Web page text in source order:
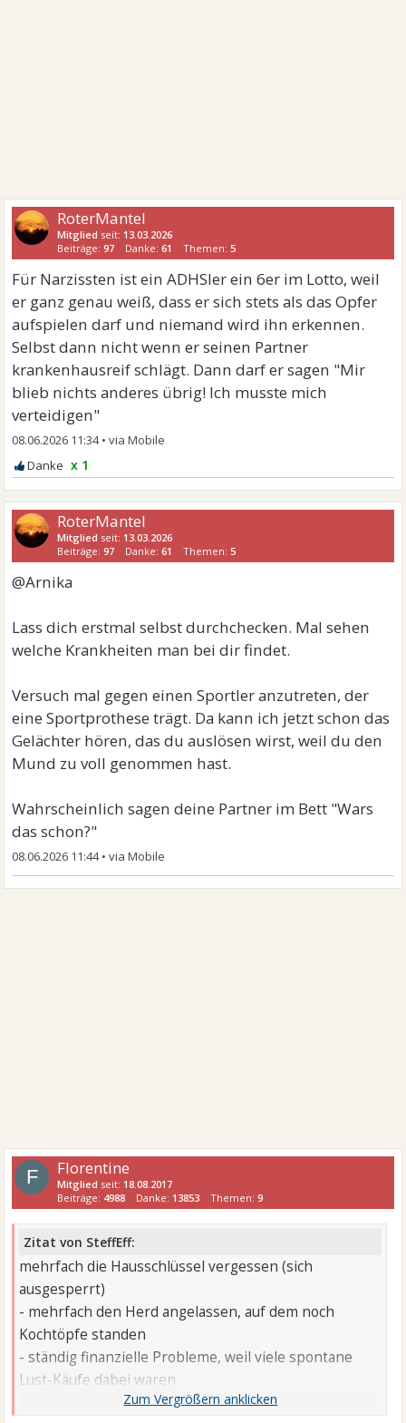
RoterMantel
Mitglied seit: 13.03.2026
Beiträge:97 Danke:61 Themen: 5
Für Narzissten ist ein ADHSler ein 6er im Lotto, weil
er ganz genau weiß, dass er sich stets als das Opfer
aufspielen darf und niemand wird ihn erkennen.
Selbst dann nicht wenn er seinen Partner
krankenhausreif schlägt. Dann darf er sagen "Mir
blieb nichts anderes übrig! Ich musste mich
verteidigen"
08.06.2026 11:34•
x 1
RoterMantel
Mitglied seit: 13.03.2026
Beiträge:97 Danke:61 Themen: 5
@Arnika
Lass dich erstmal selbst durchchecken. Mal sehen
welche Krankheiten man bei dir findet.
Versuch mal gegen einen Sportler anzutreten, der
eine Sportprothese trägt. Da kann ich jetzt schon das
Gelächter hören, das du auslösen wirst, weil du den
Mund zu voll genommen hast.
Wahrscheinlich sagen deine Partner im Bett "Wars
das schon?"
08.06.2026 11:44•
F Florentine
Mitglied seit: 18.08.2017
Beiträge: 4988 Danke: 13853 Themen:9
Zitat von SteffEff:
mehrfach die Hausschlüssel vergessen (sich
ausgesperrt)
- mehrfach den Herd angelassen, auf dem noch
Kochtöpfe standen
- ständig finanzielle Probleme, weil viele spontane
Lust-Käufe dabei waren
- auffallend intensiver Lebensstil. Fürganz